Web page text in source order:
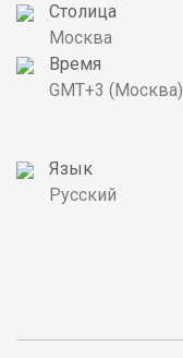
Столица
Москва
Время
GMT+3 (Москва)
Язык
Русский